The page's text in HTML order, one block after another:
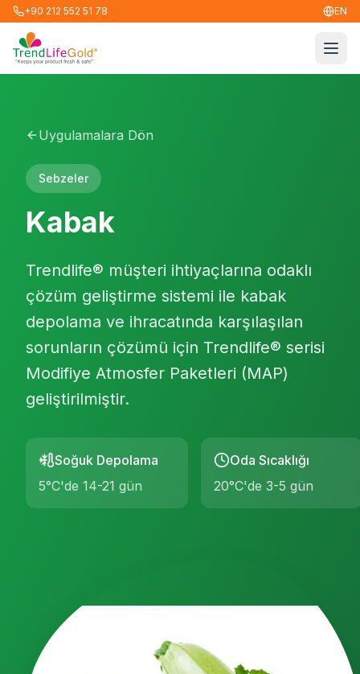
+90 212 552 51 78 EN
Uygulamalara Dön
Sebzeler
Kabak
Trendlife® müşteri ihtiyaçlarına odaklı
çözüm geliştirme sistemi ile kabak
depolama ve ihracatında karşılaşılan
sorunların çözümü için Trendlife® serisi
Modifiye Atmosfer Paketleri (MAP)
geliştirilmiştir.
Soğuk Depolama
5°C'de 14-21 gün
Oda Sıcaklığı
20°C'de 3-5 gün